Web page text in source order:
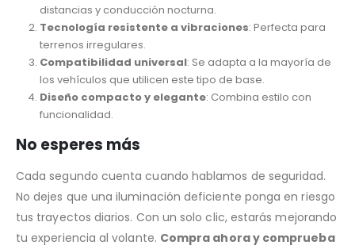
distancias y conducción nocturna.
Tecnología resistente a vibraciones: Perfecta para
terrenos irregulares.
Compatibilidad universal: Se adapta a la mayoría de
los vehículos que utilicen este tipo de base.
Diseño compacto y elegante: Combina estilo con
funcionalidad.
No esperes más
Cada segundo cuenta cuando hablamos de seguridad.
No dejes que una iluminación deficiente ponga en riesgo
tus trayectos diarios. Con un solo clic, estarás mejorando
tu experiencia al volante. Compra ahora y comprueba